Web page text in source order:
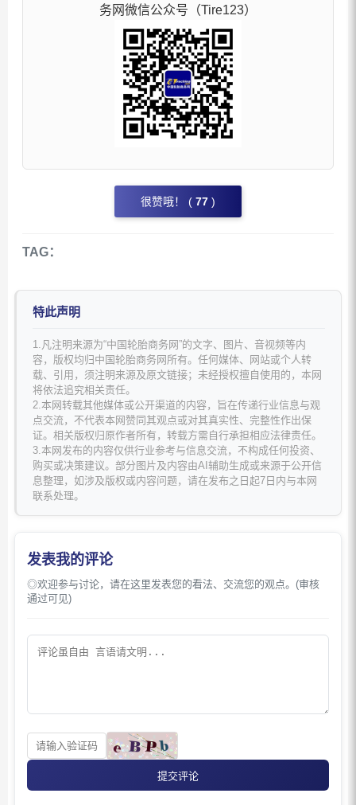
务网微信公众号（Tire123）
很赞哦！ ( 77 )
TAG：
特此声明
1.凡注明来源为“中国轮胎商务网”的文字、图片、音视频等内
容，版权均归中国轮胎商务网所有。任何媒体、网站或个人转
载、引用，须注明来源及原文链接；未经授权擅自使用的，本网
将依法追究相关责任。
2.本网转载其他媒体或公开渠道的内容，旨在传递行业信息与观
点交流，不代表本网赞同其观点或对其真实性、完整性作出保
证。相关版权归原作者所有，转载方需自行承担相应法律责任。
3.本网发布的内容仅供行业参考与信息交流，不构成任何投资、
购买或决策建议。部分图片及内容由AI辅助生成或来源于公开信
息整理，如涉及版权或内容问题，请在发布之日起7日内与本网
联系处理。
发表我的评论
◎欢迎参与讨论，请在这里发表您的看法、交流您的观点。(审核
通过可见)
提交评论